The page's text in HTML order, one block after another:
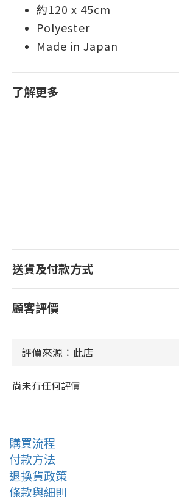
約120 x 45cm
Polyester
Made in Japan
了解更多
送貨及付款方式
顧客評價
尚未有任何評價
購買流程
付款方法
退換貨政策
條款與細則